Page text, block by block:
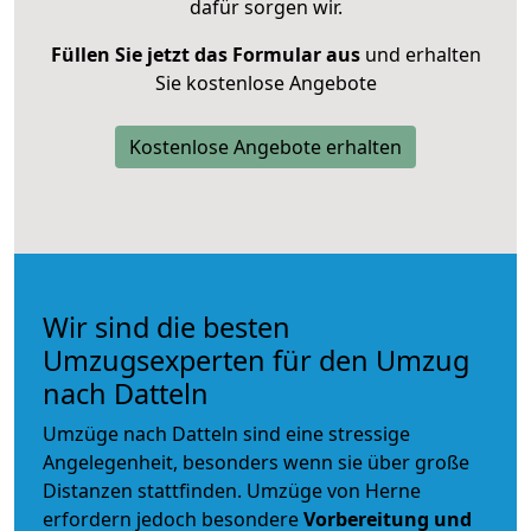
dafür sorgen wir.
Füllen Sie jetzt das Formular ausund erhalten
Sie kostenlose Angebote
Kostenlose Angebote erhalten
Wir sind die besten
Umzugsexperten für den Umzug
nach Datteln
Umzüge nach Datteln sind eine stressige
Angelegenheit, besonders wenn sie über große
Distanzen stattfinden. Umzüge von Herne
erfordern jedoch besondereVorbereitung und